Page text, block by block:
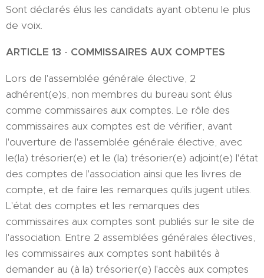
Sont déclarés élus les candidats ayant obtenu le plus
de voix.
ARTICLE 13 - COMMISSAIRES AUX COMPTES
Lors de l'assemblée générale élective, 2
adhérent(e)s, non membres du bureau sont élus
comme commissaires aux comptes. Le rôle des
commissaires aux comptes est de vérifier, avant
l'ouverture de l'assemblée générale élective, avec
le(la) trésorier(e) et le (la) trésorier(e) adjoint(e) l'état
des comptes de l'association ainsi que les livres de
compte, et de faire les remarques qu'ils jugent utiles.
L'état des comptes et les remarques des
commissaires aux comptes sont publiés sur le site de
l'association. Entre 2 assemblées générales électives,
les commissaires aux comptes sont habilités à
demander au (à la) trésorier(e) l'accès aux comptes